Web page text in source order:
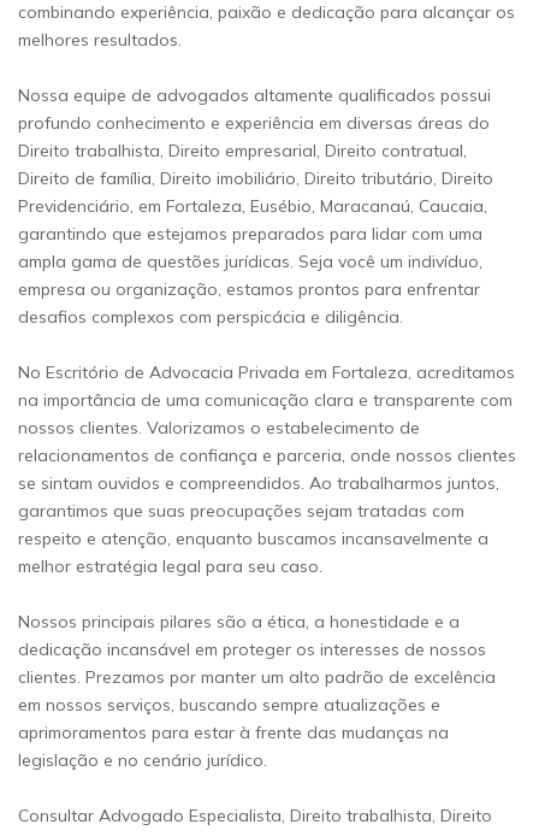
combinando experiência, paixão e dedicação para alcançar os
melhores resultados.
Nossa equipe de advogados altamente qualificados possui
profundo conhecimento e experiência em diversas áreas do
Direito trabalhista, Direito empresarial, Direito contratual,
Direito de família, Direito imobiliário, Direito tributário, Direito
Previdenciário, em Fortaleza, Eusébio, Maracanaú, Caucaia,
garantindo que estejamos preparados para lidar com uma
ampla gama de questões jurídicas. Seja você um indivíduo,
empresa ou organização, estamos prontos para enfrentar
desafios complexos com perspicácia e diligência.
No Escritório de Advocacia Privada em Fortaleza, acreditamos
na importância de uma comunicação clara e transparente com
nossos clientes. Valorizamos o estabelecimento de
relacionamentos de confiança e parceria, onde nossos clientes
se sintam ouvidos e compreendidos. Ao trabalharmos juntos,
garantimos que suas preocupações sejam tratadas com
respeito e atenção, enquanto buscamos incansavelmente a
melhor estratégia legal para seu caso.
Nossos principais pilares são a ética, a honestidade e a
dedicação incansável em proteger os interesses de nossos
clientes. Prezamos por manter um alto padrão de excelência
em nossos serviços, buscando sempre atualizações e
aprimoramentos para estar à frente das mudanças na
legislação e no cenário jurídico.
Consultar Advogado Especialista, Direito trabalhista, Direito